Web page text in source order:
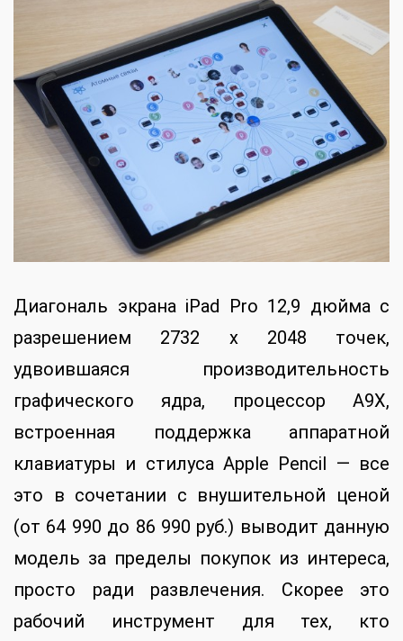
Диагональ экрана iPad Pro 12,9 дюйма с
разрешением 2732 x 2048 точек,
удвоившаяся производительность
графического ядра, процессор A9X,
встроенная поддержка аппаратной
клавиатуры и стилуса Apple Pencil — все
это в сочетании с внушительной ценой
(от 64 990 до 86 990 руб.) выводит данную
модель за пределы покупок из интереса,
просто ради развлечения. Скорее это
рабочий инструмент для тех, кто